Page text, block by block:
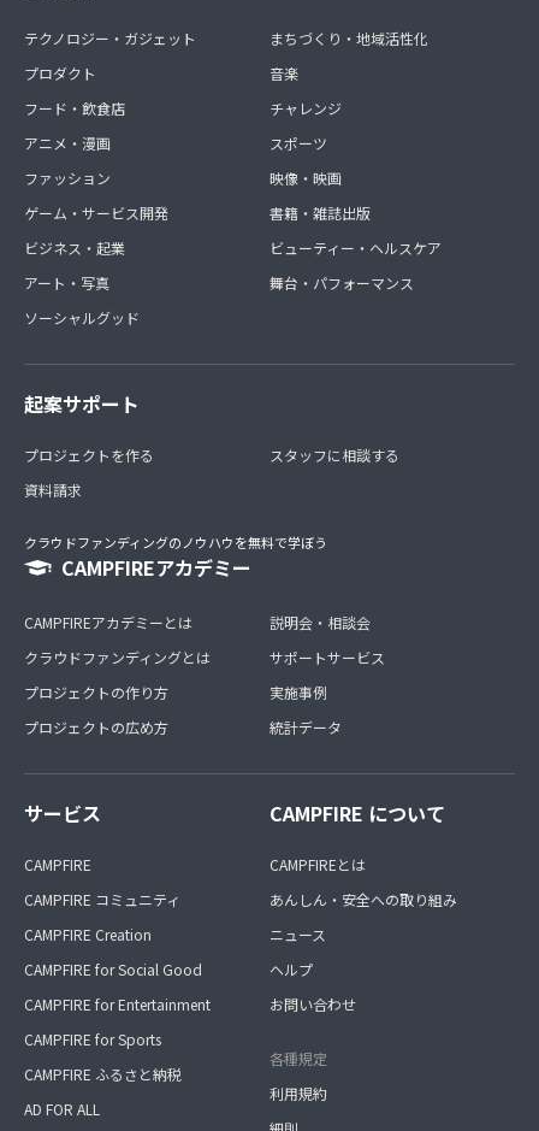
テクノロジー・ガジェット
プロダクト
フード・飲食店
アニメ・漫画
ファッション
ゲーム・サービス開発
ビジネス・起業
アート・写真
ソーシャルグッド
まちづくり・地域活性化
音楽
チャレンジ
スポーツ
映像・映画
書籍・雑誌出版
ビューティー・ヘルスケア
舞台・パフォーマンス
起案サポート
プロジェクトを作る
資料請求
スタッフに相談する
クラウドファンディングのノウハウを無料で学ぼう
CAMPFIREアカデミー
CAMPFIREアカデミーとは
クラウドファンディングとは
プロジェクトの作り方
プロジェクトの広め方
説明会・相談会
サポートサービス
実施事例
統計データ
サービス
CAMPFIRE
CAMPFIRE コミュニティ
CAMPFIRE Creation
CAMPFIRE for Social Good
CAMPFIRE for Entertainment
CAMPFIRE for Sports
CAMPFIRE ふるさと納税
AD FOR ALL
CAMPFIRE について
CAMPFIREとは
あんしん・安全への取り組み
ニュース
ヘルプ
お問い合わせ
各種規定
利用規約